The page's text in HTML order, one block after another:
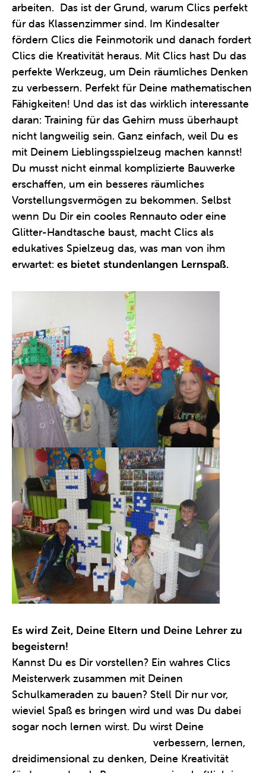
arbeiten. Das ist der Grund, warum Clics perfekt
für das Klassenzimmer sind. Im Kindesalter
fördern Clics die Feinmotorik und danach fordert
Clics die Kreativität heraus. Mit Clics hast Du das
perfekte Werkzeug, um Dein räumliches Denken
zu verbessern. Perfekt für Deine mathematischen
Fähigkeiten! Und das ist das wirklich interessante
daran: Training für das Gehirn muss überhaupt
nicht langweilig sein. Ganz einfach, weil Du es
mit Deinem Lieblingsspielzeug machen kannst!
Du musst nicht einmal komplizierte Bauwerke
erschaffen, um ein besseres räumliches
Vorstellungsvermögen zu bekommen. Selbst
wenn Du Dir ein cooles Rennauto oder eine
Glitter-Handtasche baust, macht Clics als
edukatives Spielzeug das, was man von ihm
erwartet: es bietet stundenlangen Lernspaß.
Es wird Zeit, Deine Eltern und Deine Lehrer zu
begeistern!
Kannst Du es Dir vorstellen? Ein wahres Clics
Meisterwerk zusammen mit Deinen
Schulkameraden zu bauen? Stell Dir nur vor,
wieviel Spaß es bringen wird und was Du dabei
sogar noch lernen wirst. Du wirst Deine
verbessern, lernen,
dreidimensional zu denken, Deine Kreativität